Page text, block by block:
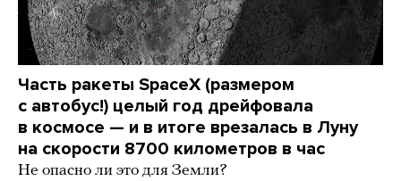
Часть ракеты SpaceX (размером
с автобус!) целый год дрейфовала
в космосе — и в итоге врезалась в Луну
на скорости 8700 километров в час
Не опасно ли это для Земли?